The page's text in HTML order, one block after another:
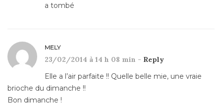
a tombé
MELY
23/02/2014 à 14 h 08 min - Reply
Elle a l’air parfaite !! Quelle belle mie, une vraie
brioche du dimanche !!
Bon dimanche !